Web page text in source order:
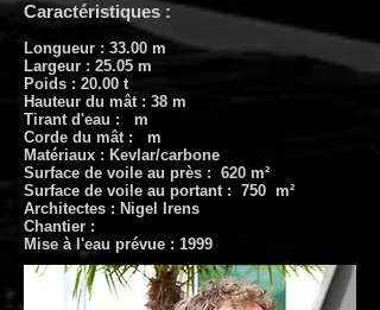
Caractéristiques :
Longueur : 33.00 m
Largeur : 25.05 m
Poids : 20.00 t
Hauteur du mât : 38 m
Tirant d'eau : m
Corde du mât : m
Matériaux : Kevlar/carbone
Surface de voile au près : 620 m²
Surface de voile au portant : 750 m²
Architectes : Nigel Irens
Chantier :
Mise à l'eau prévue : 1999